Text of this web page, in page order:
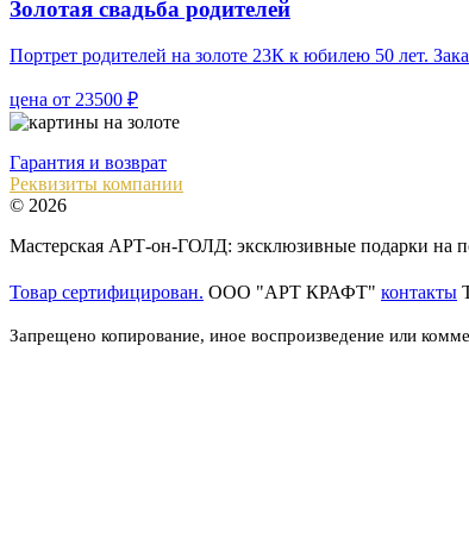
Золотая свадьба родителей
Портрет родителей на золоте 23К к юбилею 50 лет.
цена от 23500 ₽
Гарантия и возврат
Реквизиты компании
© 2026
Мастерская АРТ-он-ГОЛД: эксклюзивные подарки на
Товар сертифицирован. ООО "АРТ КРАФТ" контакты
Запрещено копирование, иное воспроизведение или